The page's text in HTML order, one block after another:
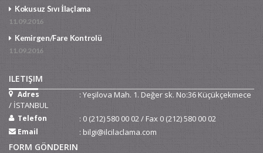
Kokusuz Sıvı İlaçlama
11.09.2016
Kemirgen/Fare Kontrolü
11.09.2016
ILETIŞIM
Adres
: Yeşilova Mah. 1. Değer sk. No:36 Küçükçekmece
/ İSTANBUL
Telefon : 0 (212) 580 00 02 / Fax 0 (212) 580 00 02
Email : bilgi@ilcilaclama.com
FORM GÖNDERIN